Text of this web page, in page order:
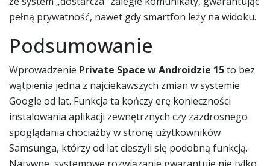
pełną prywatność, nawet gdy smartfon leży na widoku.
Podsumowanie
Wprowadzenie Private Space w Androidzie 15to bez
wątpienia jedna z najciekawszych zmian w systemie
Google od lat. Funkcja ta kończy erę konieczności
instalowania aplikacji zewnętrznych czy zazdrosnego
spoglądania chociażby w stronę użytkowników
Samsunga, którzy od lat cieszyli się podobną funkcją.
Natywne, systemowe rozwiązanie gwarantuje nie tylko